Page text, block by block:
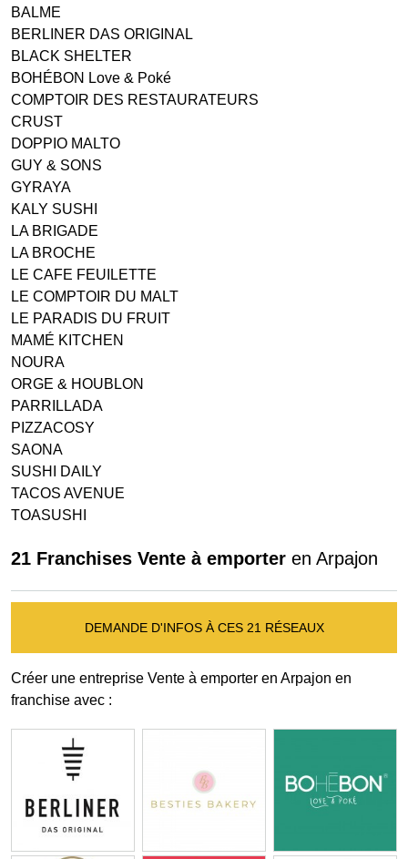
BALME
BERLINER DAS ORIGINAL
BLACK SHELTER
BOHÉBON Love & Poké
COMPTOIR DES RESTAURATEURS
CRUST
DOPPIO MALTO
GUY & SONS
GYRAYA
KALY SUSHI
LA BRIGADE
LA BROCHE
LE CAFE FEUILETTE
LE COMPTOIR DU MALT
LE PARADIS DU FRUIT
MAMÉ KITCHEN
NOURA
ORGE & HOUBLON
PARRILLADA
PIZZACOSY
SAONA
SUSHI DAILY
TACOS AVENUE
TOASUSHI
21 Franchises Vente à emporter en Arpajon
DEMANDE D'INFOS À CES 21 RÉSEAUX
Créer une entreprise Vente à emporter en Arpajon en
franchise avec :